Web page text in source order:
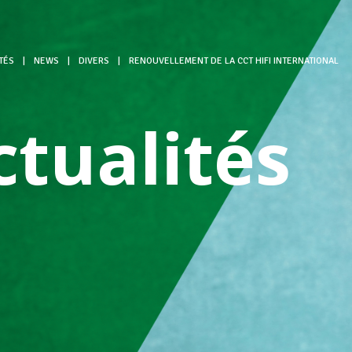
NEWS DIVERS RENOUVELLEMENT DE LA CCT HIFI INTERNATIONAL